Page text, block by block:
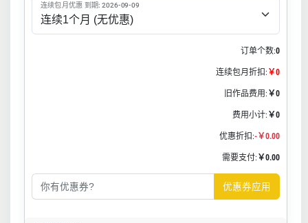
连续包月优惠 到期: 2026-09-09
订单个数:0
连续包月折扣: ￥0
旧作品费用: ￥0
费用小计: ￥0
优惠折扣:-￥0.00
需要支付: ￥0.00
优惠券应用